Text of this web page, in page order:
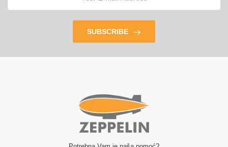
SUBSCRIBE